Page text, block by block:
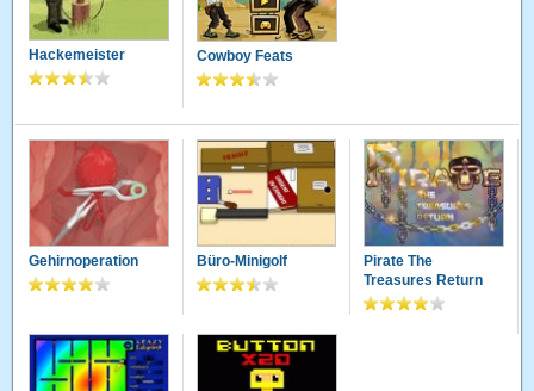
Hackemeister Cowboy Feats
Gehirnoperation Büro-Minigolf
Pirate The
Treasures Return